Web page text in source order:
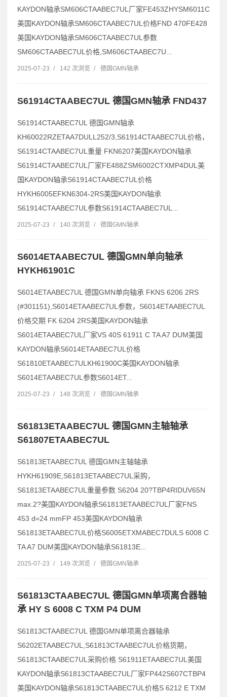
KAYDON轴承SM606CTAABEC7UL厂家FE453ZHYSM6011C
美国KAYDON轴承SM606CTAABEC7UL价格FND 470FE428
美国KAYDON轴承SM606CTAABEC7UL参数
SM606CTAABEC7UL价格,SM606CTAABEC7U...
2025-07-23 / 142 次浏览 / 德国GMN轴承
S61914CTAABEC7UL 德国GMN轴承 FND437
S61914CTAABEC7UL 德国GMN轴承
KH60022RZETAA7DULL252/3,S61914CTAABEC7UL价格，
S61914CTAABEC7UL重量 FKN6207美国KAYDON轴承
S61914CTAABEC7UL厂家FE488ZSM6002CTXMP4DUL美
国KAYDON轴承S61914CTAABEC7UL价格
HYKH6005EFKN6304-2RS美国KAYDON轴承
S61914CTAABEC7UL参数S61914CTAABEC7UL...
2025-07-23 / 140 次浏览 / 德国GMN轴承
S6014ETAABEC7UL 德国GMN单向轴承
HYKH61901C
S6014ETAABEC7UL 德国GMN单向轴承 FKNS 6206 2RS
(#301151),S6014ETAABEC7UL参数，S6014ETAABEC7UL
价格交期 FK 6204 2RS美国KAYDON轴承
S6014ETAABEC7UL厂家VS 40S 61911 C TA A7 DUM美国
KAYDON轴承S6014ETAABEC7UL价格
S61810ETAABEC7ULKH61900C美国KAYDON轴承
S6014ETAABEC7UL参数S6014ET...
2025-07-23 / 148 次浏览 / 德国GMN轴承
S61813ETAABEC7UL 德国GMN主轴轴承
S61807ETAABEC7UL
S61813ETAABEC7UL 德国GMN主轴轴承
HYKH61909E,S61813ETAABEC7UL采购，
S61813ETAABEC7UL重量参数 S6204 20?TBP4RIDUV65N
max.2?美国KAYDON轴承S61813ETAABEC7UL厂家FNS
453 d=24 mmFP 453美国KAYDON轴承
S61813ETAABEC7UL价格S6005ETXMABEC7DULS 6008 C
TA A7 DUM美国KAYDON轴承S61813E...
2025-07-23 / 149 次浏览 / 德国GMN轴承
S61813CTAABEC7UL 德国GMN单项离合器轴
承 HY S 6008 C TXM P4 DUM
S61813CTAABEC7UL 德国GMN单项离合器轴承
S6202ETAABEC7UL,S61813CTAABEC7UL价格货期，
S61813CTAABEC7UL采购价格 S61911ETAABEC7UL美国
KAYDON轴承S61813CTAABEC7UL厂家FP442S607CTBP4
美国KAYDON轴承S61813CTAABEC7UL价格S 6212 E TXM